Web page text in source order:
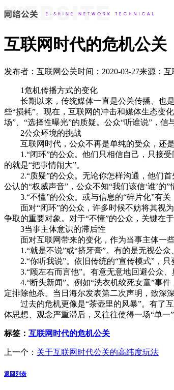
互联网时代的危机公关
发布者：互联网公关时间：2020-03-27来源：互
1危机传播方式的变化
长期以来，传统媒体一直是公关传播、也是
些“损耗”。现在，互联网的冲击和媒体生态变
场”、“选择性曝光”的质疑。公众“听谁说”，
2公众环境的挑战
互联网时代，公众不再是单纯的受众，还是
1.“闭环”的公众。他们只相信自己，只接受
的就是“把事情闹大”。
2.“质疑”的公众。无论你怎样沟通，他们首
公认的“权威声音”，公众不知“我们该信‘谁’的”
3.“不懂”的公众。或与信息的“碎片化”有关
面对“闭环”的公众，许多时候不妨将其视为“
争取的重要对象。对于“不懂”的公众，关键在于
3当事主体意识的滞后性
面对互联网带来的变化，作为当事主体一些
1.“就是不说”或“挤牙膏”。有的是无视公众
2.“你听我说”。依旧传统的“宣传模式”，只
3.“顾左右而言他”。有意无意地回避公众、
4.“断头新闻”。例如“洗衣机绞死女童”事件
定排除他杀。当日海尔发表第二次声明，致深
过去的危机更像是“茶壶里的风暴”。有了互
体思想、观念严重滞后，又往往使得一场“单一
标签： 互联网时代的危机公关
上一个： 关于互联网时代公关的高纬度玩法
返回列表